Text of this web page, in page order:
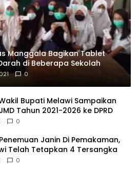
Manggala Bagikan Tablet
di Beberapa Sekolah
0
Bupati Melawi Sampaikan
Tahun 2021-2026 ke DPRD
0
Janin Di Pemakaman,
Telah Tetapkan 4 Tersangka
0